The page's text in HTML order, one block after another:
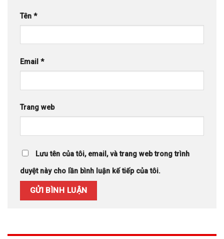
Tên *
Email *
Trang web
Lưu tên của tôi, email, và trang web trong trình
duyệt này cho lần bình luận kế tiếp của tôi.